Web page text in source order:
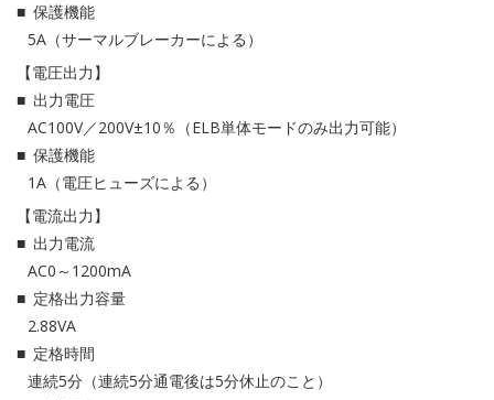
保護機能
5A（サーマルブレーカーによる）
【電圧出力】
出力電圧
AC100V／200V±10％（ELB単体モードのみ出力可能）
保護機能
1A（電圧ヒューズによる）
【電流出力】
出力電流
AC0～1200mA
定格出力容量
2.88VA
定格時間
連続5分（連続5分通電後は5分休止のこと）